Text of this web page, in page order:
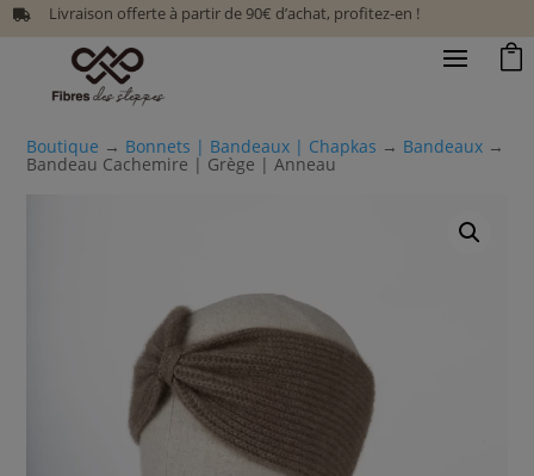
 Livraison offerte à partir de 90€ d’achat, profitez-en !

Boutique → Bonnets | Bandeaux | Chapkas → Bandeaux →
Bandeau Cachemire | Grège | Anneau